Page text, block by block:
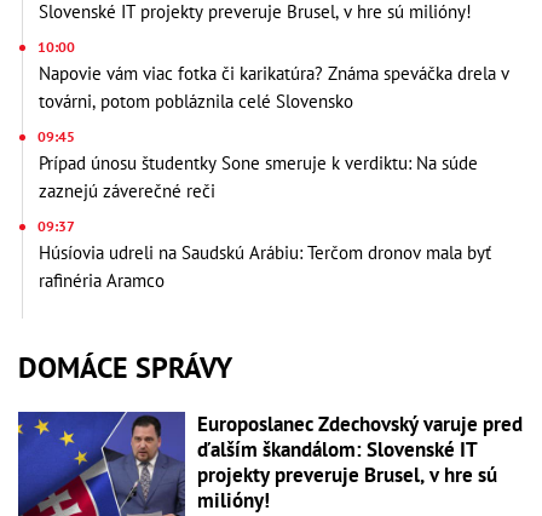
Slovenské IT projekty preveruje Brusel, v hre sú milióny!
10:00
Napovie vám viac fotka či karikatúra? Známa speváčka drela v
továrni, potom pobláznila celé Slovensko
09:45
Prípad únosu študentky Sone smeruje k verdiktu: Na súde
zaznejú záverečné reči
09:37
Húsíovia udreli na Saudskú Arábiu: Terčom dronov mala byť
rafinéria Aramco
DOMÁCE SPRÁVY
Europoslanec Zdechovský varuje pred
ďalším škandálom: Slovenské IT
projekty preveruje Brusel, v hre sú
milióny!